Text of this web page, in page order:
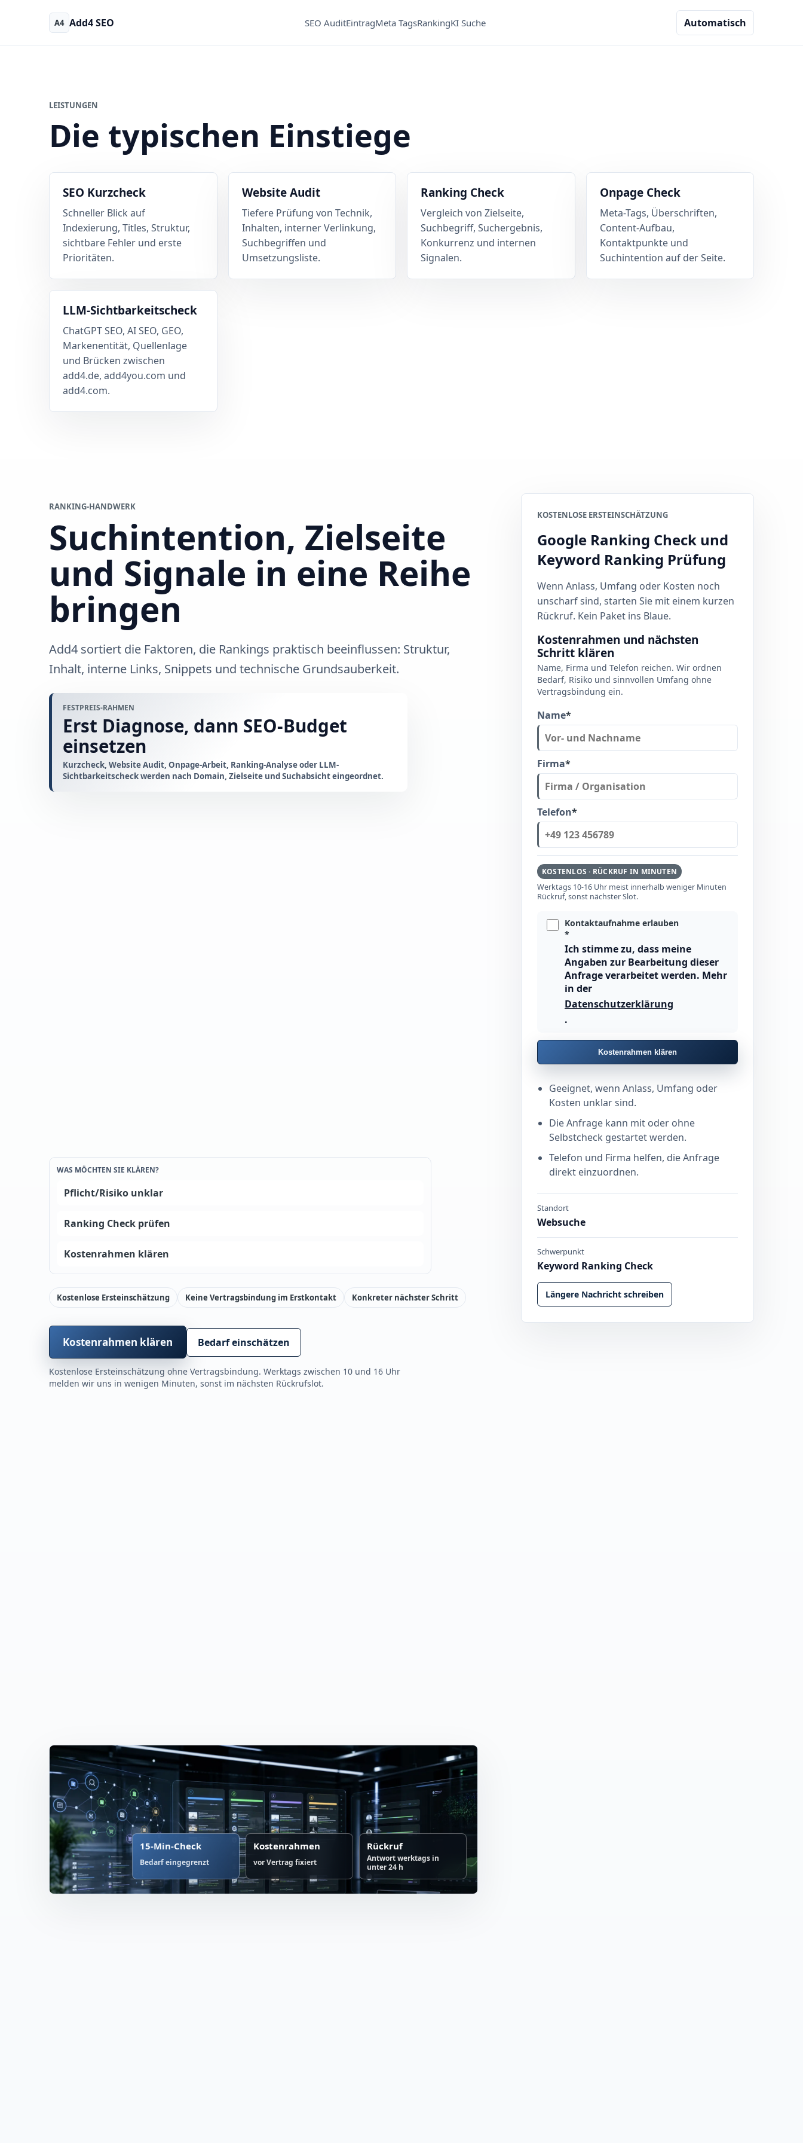
A4 Add4 SEO SEO AuditEintragMeta TagsRankingKI Suche Automatisch
15-Min-Check
Bedarf eingegrenzt
Kostenrahmen
vor Vertrag fixiert
Rückruf
Antwort werktags in
unter 24 h
RANKING-HANDWERK
Suchintention, Zielseite
und Signale in eine Reihe
bringen
Add4 sortiert die Faktoren, die Rankings praktisch beeinflussen: Struktur,
Inhalt, interne Links, Snippets und technische Grundsauberkeit.
FESTPREIS-RAHMEN
Erst Diagnose, dann SEO-Budget
einsetzen
Kurzcheck, Website Audit, Onpage-Arbeit, Ranking-Analyse oder LLM-
Sichtbarkeitscheck werden nach Domain, Zielseite und Suchabsicht eingeordnet.
WAS MÖCHTEN SIE KLÄREN?
Pflicht/Risiko unklar
Ranking Check prüfen
Kostenrahmen klären
Kostenlose Ersteinschätzung Keine Vertragsbindung im Erstkontakt Konkreter nächster Schritt
Kostenrahmen klären Bedarf einschätzen
Kostenlose Ersteinschätzung ohne Vertragsbindung. Werktags zwischen 10 und 16 Uhr
melden wir uns in wenigen Minuten, sonst im nächsten Rückrufslot.
KOSTENLOSE ERSTEINSCHÄTZUNG
Google Ranking Check und
Keyword Ranking Prüfung
Wenn Anlass, Umfang oder Kosten noch
unscharf sind, starten Sie mit einem kurzen
Rückruf. Kein Paket ins Blaue.
Kostenrahmen und nächsten
Schritt klären
Name, Firma und Telefon reichen. Wir ordnen
Bedarf, Risiko und sinnvollen Umfang ohne
Vertragsbindung ein.
Name*
Firma*
Telefon*
KOSTENLOS · RÜCKRUF IN MINUTEN
Werktags 10-16 Uhr meist innerhalb weniger Minuten
Rückruf, sonst nächster Slot.
Kontaktaufnahme erlauben
*
Ich stimme zu, dass meine
Angaben zur Bearbeitung dieser
Anfrage verarbeitet werden. Mehr
in der
Datenschutzerklärung
.
Kostenrahmen klären
Geeignet, wenn Anlass, Umfang oder
Kosten unklar sind.
Die Anfrage kann mit oder ohne
Selbstcheck gestartet werden.
Telefon und Firma helfen, die Anfrage
direkt einzuordnen.
Standort
Websuche
Schwerpunkt
Keyword Ranking Check
Längere Nachricht schreiben
LEISTUNGEN
Die typischen Einstiege
SEO Kurzcheck
Schneller Blick auf
Indexierung, Titles, Struktur,
sichtbare Fehler und erste
Prioritäten.
Website Audit
Tiefere Prüfung von Technik,
Inhalten, interner Verlinkung,
Suchbegriffen und
Umsetzungsliste.
Ranking Check
Vergleich von Zielseite,
Suchbegriff, Suchergebnis,
Konkurrenz und internen
Signalen.
Onpage Check
Meta-Tags, Überschriften,
Content-Aufbau,
Kontaktpunkte und
Suchintention auf der Seite.
LLM-Sichtbarkeitscheck
ChatGPT SEO, AI SEO, GEO,
Markenentität, Quellenlage
und Brücken zwischen
add4.de, add4you.com und
add4.com.